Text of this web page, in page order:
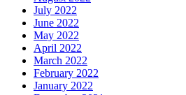
July 2022
June 2022
May 2022
April 2022
March 2022
February 2022
January 2022